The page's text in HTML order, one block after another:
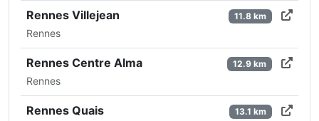
Rennes Villejean
Rennes
11.8 km
Rennes Centre Alma
Rennes
12.9 km
Rennes Quais 13.1 km